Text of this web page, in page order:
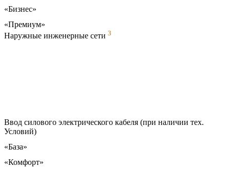
«Бизнес»
«Премиум»
Наружные инженерные сети 3
Ввод силового электрического кабеля (при наличии тех.
Условий)
«База»
«Комфорт»